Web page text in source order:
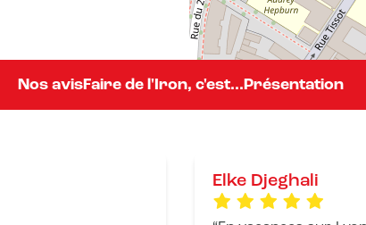
Nos avisFaire de l'Iron, c'est... Présentation
Elke Djeghali